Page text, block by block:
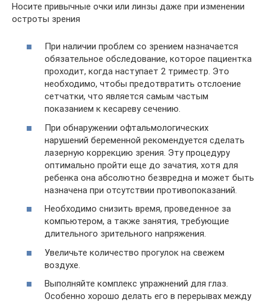
Носите привычные очки или линзы даже при изменении
остроты зрения
При наличии проблем со зрением назначается
обязательное обследование, которое пациентка
проходит, когда наступает 2 триместр. Это
необходимо, чтобы предотвратить отслоение
сетчатки, что является самым частым
показанием к кесареву сечению.
При обнаружении офтальмологических
нарушений беременной рекомендуется сделать
лазерную коррекцию зрения. Эту процедуру
оптимально пройти еще до зачатия, хотя для
ребенка она абсолютно безвредна и может быть
назначена при отсутствии противопоказаний.
Необходимо снизить время, проведенное за
компьютером, а также занятия, требующие
длительного зрительного напряжения.
Увеличьте количество прогулок на свежем
воздухе.
Выполняйте комплекс упражнений для глаз.
Особенно хорошо делать его в перерывах между